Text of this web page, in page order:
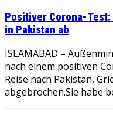
Positiver Corona-
in Pakistan ab
ISLAMABAD –
nach einem positiven
Reise nach Pakistan,
abgebrochen.Sie habe